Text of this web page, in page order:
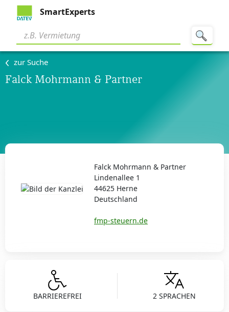
SmartExperts
zur Suche
Falck Mohrmann & Partner
BARRIEREFREI 2 SPRACHEN
Falck Mohrmann & Partner
Lindenallee 1
44625 Herne
Deutschland
fmp-steuern.de